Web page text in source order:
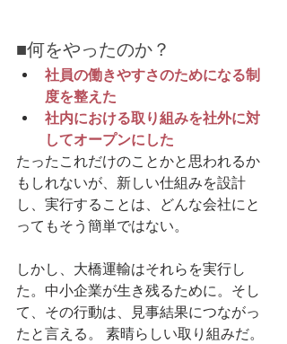
■何をやったのか？
社員の働きやすさのためになる制
度を整えた
社内における取り組みを社外に対
してオープンにした
たったこれだけのことかと思われるか
もしれないが、新しい仕組みを設計
し、実行することは、どんな会社にと
ってもそう簡単ではない。
しかし、大橋運輸はそれらを実行し
た。中小企業が生き残るために。そし
て、その行動は、見事結果につながっ
たと言える。 素晴らしい取り組みだ。